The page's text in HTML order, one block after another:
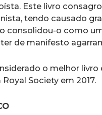
Este livro
tendo causado
consolidou-o como
de manifesto
o melhor
Society em 2017.